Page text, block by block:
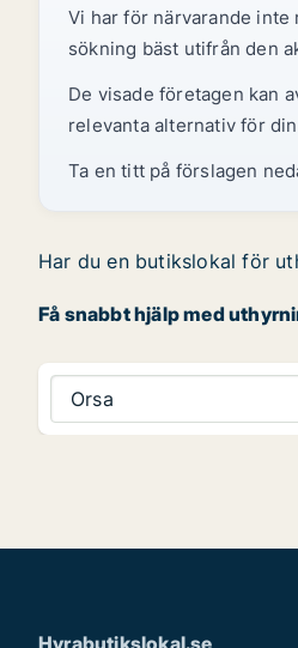
Vi har för närvarande
sökning bäst utifrån den
De visade företagen kan
relevanta alternativ för
Ta en titt på förslagen
Har du en butikslokal för
Få snabbt hjälp med
Orsa
Hyrabutikslokal.se